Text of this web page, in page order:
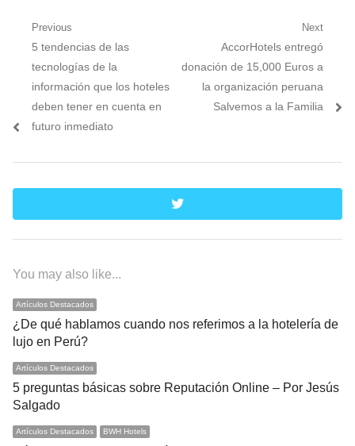
Navegación
de
entradas
Previous
Previous
post:
5 tendencias de las
tecnologías de la
información que los hoteles
deben tener en cuenta en
futuro inmediato
Next
Next
post:
AccorHotels entregó
donación de 15,000 Euros a
la organización peruana
Salvemos a la Familia
twitter
You may also like...
Artículos Destacados
¿De qué hablamos cuando nos referimos a la hotelería de
lujo en Perú?
Artículos Destacados
5 preguntas básicas sobre Reputación Online – Por Jesús
Salgado
Artículos Destacados BWH Hotels